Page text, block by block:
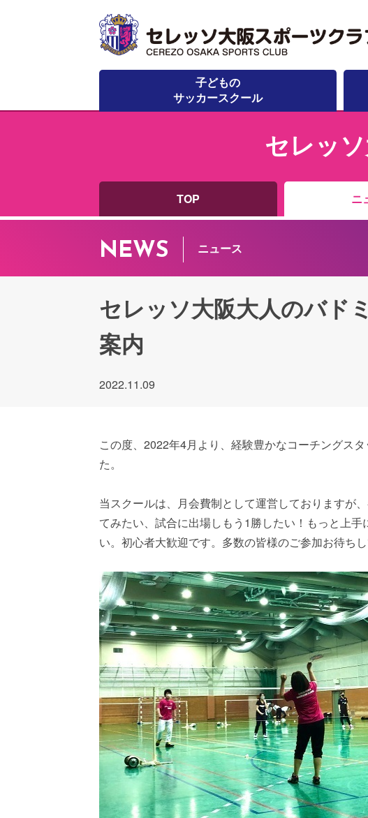
子どもの
サッカースクール
セレッ
TOP ニ
NEWS ニュース
セレッソ大阪大人のバド
案内
2022.11.09
この度、2022年4月より、経験豊かなコーチングス
た。
当スクールは、月会費制として運営しておりますが
てみたい、試合に出場しもう1勝したい！もっと上
い。初心者大歓迎です。多数の皆様のご参加お待ちし